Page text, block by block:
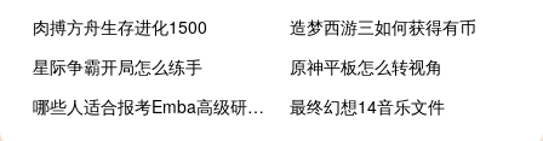
肉搏方舟生存进化1500
造梦西游三如何获得有币
星际争霸开局怎么练手
原神平板怎么转视角
哪些人适合报考Emba高级研修班
最终幻想14音乐文件